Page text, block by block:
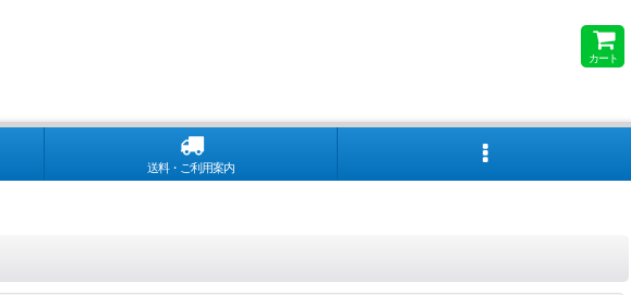
カート
送料・ご利用案内